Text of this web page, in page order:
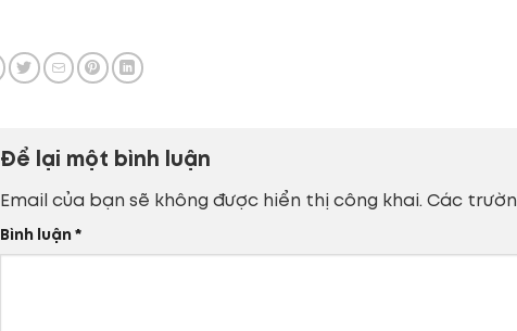
Để lại một bình luận
Email của bạn sẽ không được hiển thị công khai. Các
Bình luận *